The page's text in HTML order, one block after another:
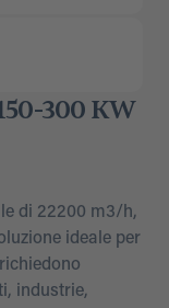
300 KW
di 22200 m3/h,
ideale per
industrie,